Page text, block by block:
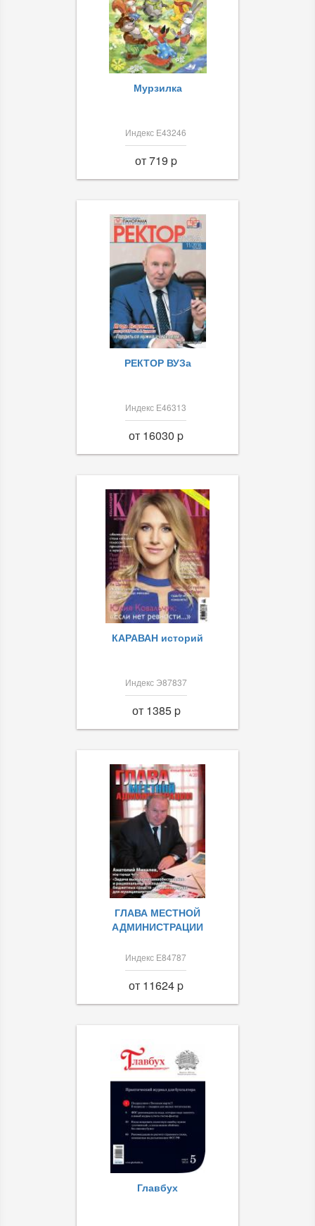
Мурзилка
Индекс Е43246
от 719 p
РЕКТОР ВУЗа
Индекс Е46313
от 16030 p
КАРАВАН историй
Индекс Э87837
от 1385 p
ГЛАВА МЕСТНОЙ
АДМИНИСТРАЦИИ
Индекс Е84787
от 11624 p
Главбух